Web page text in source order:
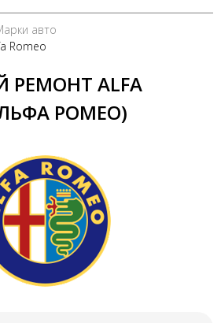
авто
Romeo
РЕМОНТ ALFA
РОМЕО)